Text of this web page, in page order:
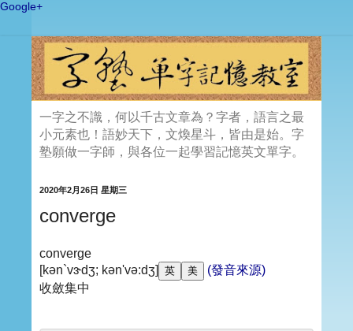
Google+
一字之不識，何以千古文章為？字者，語言之最
小元素也！語妙天下，文煥星斗，皆由是始。字
塾願做一字師，與各位一起學習記憶英文單字。
2020年2月26日 星期三
converge
converge
[kən`vɝdʒ; kən'və:dʒ]
(發音來源)
收斂集中